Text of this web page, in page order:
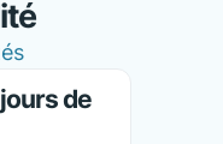
de